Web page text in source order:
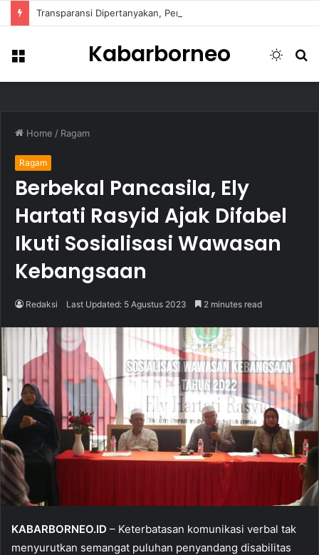
Menu Kabarborneo
Switch
Home / Ragam
Ragam
Berbekal Pancasila, Ely
Hartati Rasyid Ajak Difabel
Ikuti Sosialisasi Wawasan
Kebangsaan
Redaksi Last Updated: 5 Agustus 2023 2 minutes read
KABARBORNEO.ID – Keterbatasan komunikasi verbal tak
menyurutkan semangat puluhan penyandang disabilitas